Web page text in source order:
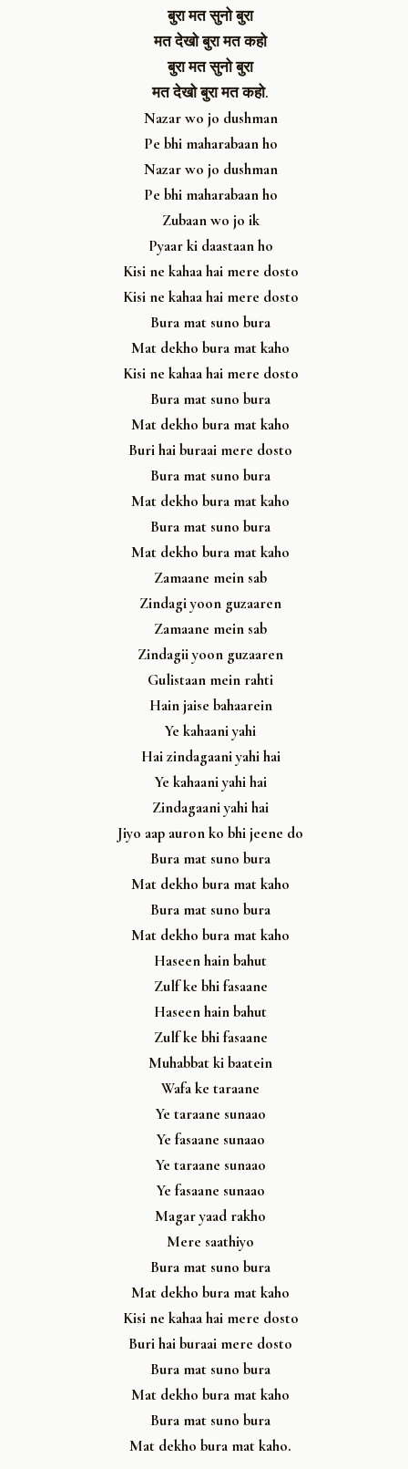
बुरा मत सुनो बुरा
मत देखो बुरा मत कहो
बुरा मत सुनो बुरा
मत देखो बुरा मत कहो.
Nazar wo jo dushman
Pe bhi maharabaan ho
Nazar wo jo dushman
Pe bhi maharabaan ho
Zubaan wo jo ik
Pyaar ki daastaan ho
Kisi ne kahaa hai mere dosto
Kisi ne kahaa hai mere dosto
Bura mat suno bura
Mat dekho bura mat kaho
Kisi ne kahaa hai mere dosto
Bura mat suno bura
Mat dekho bura mat kaho
Buri hai buraai mere dosto
Bura mat suno bura
Mat dekho bura mat kaho
Bura mat suno bura
Mat dekho bura mat kaho
Zamaane mein sab
Zindagi yoon guzaaren
Zamaane mein sab
Zindagii yoon guzaaren
Gulistaan mein rahti
Hain jaise bahaarein
Ye kahaani yahi
Hai zindagaani yahi hai
Ye kahaani yahi hai
Zindagaani yahi hai
Jiyo aap auron ko bhi jeene do
Bura mat suno bura
Mat dekho bura mat kaho
Bura mat suno bura
Mat dekho bura mat kaho
Haseen hain bahut
Zulf ke bhi fasaane
Haseen hain bahut
Zulf ke bhi fasaane
Muhabbat ki baatein
Wafa ke taraane
Ye taraane sunaao
Ye fasaane sunaao
Ye taraane sunaao
Ye fasaane sunaao
Magar yaad rakho
Mere saathiyo
Bura mat suno bura
Mat dekho bura mat kaho
Kisi ne kahaa hai mere dosto
Buri hai buraai mere dosto
Bura mat suno bura
Mat dekho bura mat kaho
Bura mat suno bura
Mat dekho bura mat kaho.